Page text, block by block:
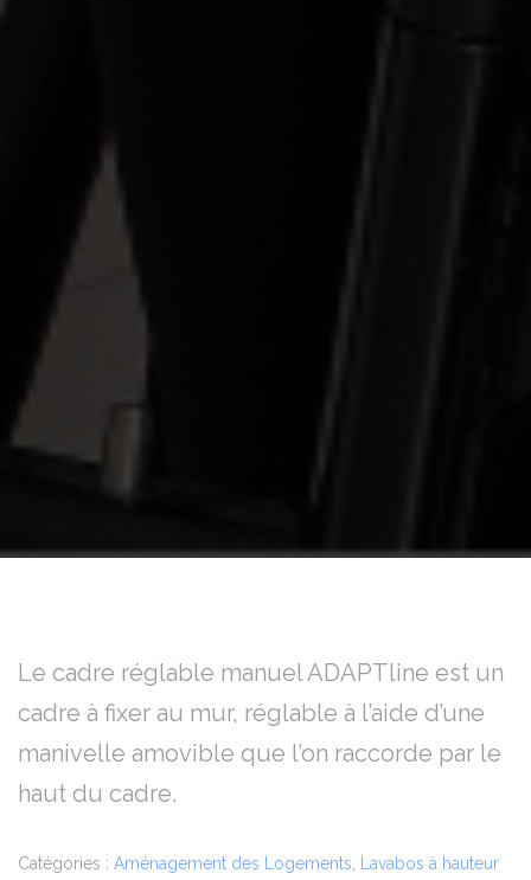
Le cadre réglable manuel ADAPTline est un
cadre à fixer au mur, réglable à l’aide d’une
manivelle amovible que l’on raccorde par le
haut du cadre.
Catégories : Aménagement des Logements
Lavabos à hauteur